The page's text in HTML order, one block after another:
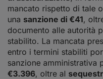
mancato rispetto di tale
una sanzione di €41,
documento alle autorità
stabilito. La mancata
entro i termini stabiliti
sanzione amministrativa
€3.396, oltre al